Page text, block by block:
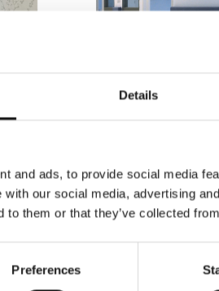
Details
and ads, to provide social media
our social media, advertising
to them or that they’ve collected
Preferences
Lei 88.76 Lei 111.8 Lei